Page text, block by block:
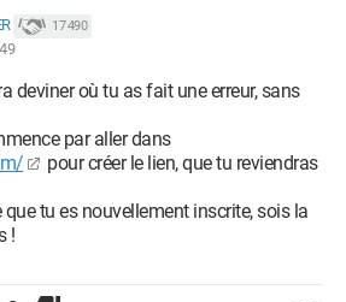
17 490
deviner où tu as fait une erreur, sans
par aller dans
pour créer le lien, que tu reviendras
tu es nouvellement inscrite, sois la
!